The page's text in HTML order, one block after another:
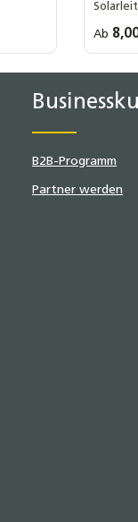
Ab
Art
B2B-Programm
Partner werden